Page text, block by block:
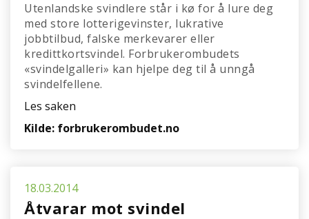
Utenlandske svindlere står i kø for å lure deg
med store lotterigevinster, lukrative
jobbtilbud, falske merkevarer eller
kredittkortsvindel. Forbrukerombudets
«svindelgalleri» kan hjelpe deg til å unngå
svindelfellene.
Les saken
Kilde: forbrukerombudet.no
18.03.2014
Åtvarar mot svindel